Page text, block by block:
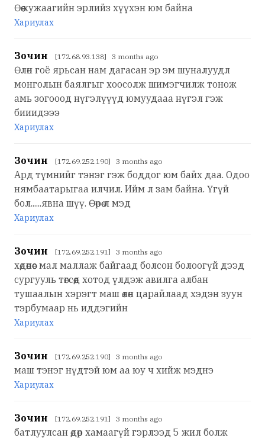
Өөөөө хужаагийн эрлийз хүүхэн юм байна
Хариулах
Зочин [172.68.93.138] 3 months ago
Өлөн гоё ярьсан нам дагасан эр эм шуналуудл
монголын баялгыг хоосолж шимэгчилж тонож
амь зогооод нүгэлүүүд юмуудааа нүгэл гэж
бииидэээ
Хариулах
Зочин [172.69.252.190] 3 months ago
Ард түмнийг тэнэг гэж боддог юм байх даа. Одоо
нямбаатарыгаа илчил. Ийм л зам байна. Үгүй
бол......явна шүү. Өөрөө л мэд
Хариулах
Зочин [172.69.252.191] 3 months ago
хөдөөнөөс мал маллаж байгаад болсон болоогүй дээд
сургууль төгсөөд хотод үлдэж авилга албан
тушаалын хэрэгт маш өлөн царайлаад хэдэн зуун
тэрбумаар нь иддэгийн
Хариулах
Зочин [172.69.252.190] 3 months ago
маш тэнэг нүдтэй юм аа юу ч хийж мэднэ
Хариулах
Зочин [172.69.252.191] 3 months ago
батлуулсан өдөр хамаагүй гэрлээд 5 жил болж